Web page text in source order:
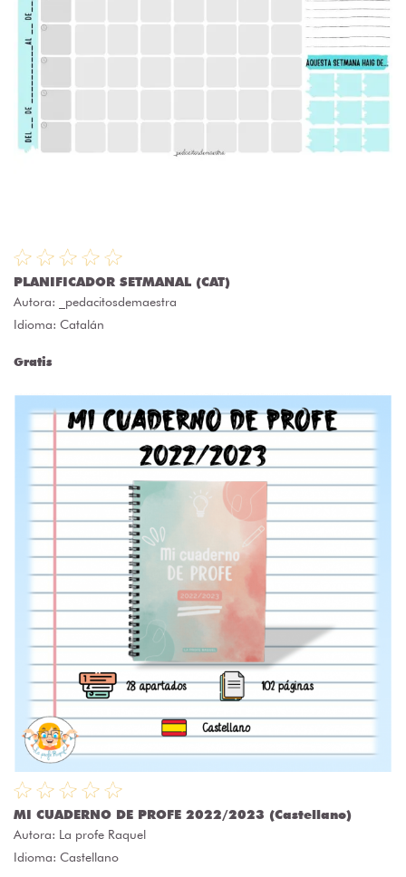
PLANIFICADOR SETMANAL (CAT)
Autora:
_pedacitosdemaestra
Idioma: Catalán
Gratis
MI CUADERNO DE PROFE 2022/2023 (Castellano)
Autora: La profe Raquel
Idioma: Castellano